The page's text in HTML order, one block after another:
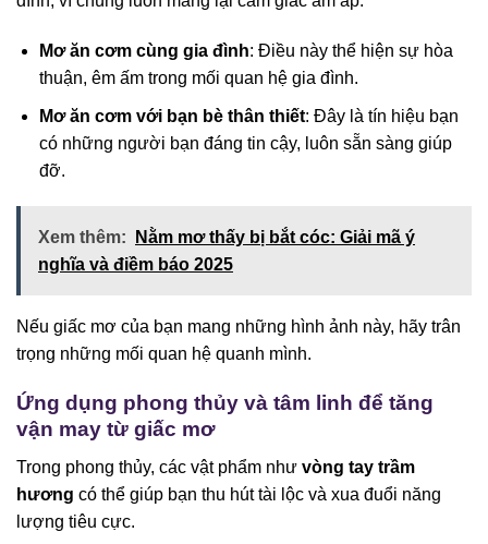
Mơ ăn cơm cùng gia đình: Điều này thể hiện sự hòa
thuận, êm ấm trong mối quan hệ gia đình.
Mơ ăn cơm với bạn bè thân thiết: Đây là tín hiệu bạn
có những người bạn đáng tin cậy, luôn sẵn sàng giúp
đỡ.
Xem thêm:
Nằm mơ thấy bị bắt cóc: Giải mã ý
nghĩa và điềm báo 2025
Nếu giấc mơ của bạn mang những hình ảnh này, hãy trân
trọng những mối quan hệ quanh mình.
Ứng dụng phong thủy và tâm linh để tăng
vận may từ giấc mơ
Trong phong thủy, các vật phẩm như vòng tay trầm
hương có thể giúp bạn thu hút tài lộc và xua đuổi năng
lượng tiêu cực.